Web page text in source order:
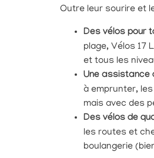
Outre leur sourire et
Des vélos pour
plage, Vélos 17
et tous les
Une assistance
à emprunter,
mais avec des
Des vélos de
les routes et
boulangerie